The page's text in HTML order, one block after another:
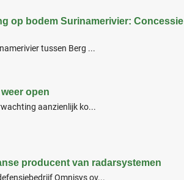
op bodem Surinamerivier: Concessie
tussen Berg ...
open
aanzienlijk ko...
producent van radarsystemen
Omnisys ov...